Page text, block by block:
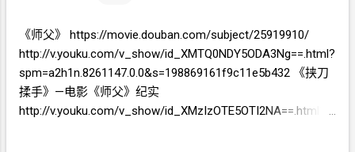
《师父》 https://movie.douban.com/subject/25919910/
http://v.youku.com/v_show/id_XMTQ0NDY5ODA3Ng==.html?
spm=a2h1n.8261147.0.0&s=198869161f9c11e5b432 《挟刀
揉手》—电影《师父》纪实
http://v.youku.com/v_show/id_XMzIzOTE5OTI2NA==.html?